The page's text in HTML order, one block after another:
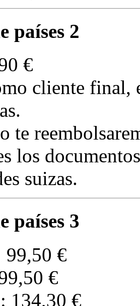
países 2
€
cliente final,
te
los
suizas.
países 3
99,50 €
€
134,30 €